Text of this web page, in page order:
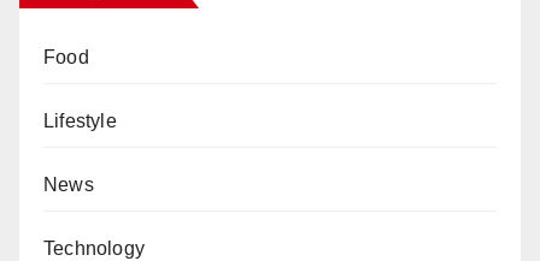
Food
Lifestyle
News
Technology